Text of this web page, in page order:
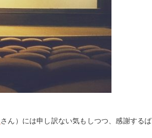
さん）には申し訳ない気もしつつ、感謝するば